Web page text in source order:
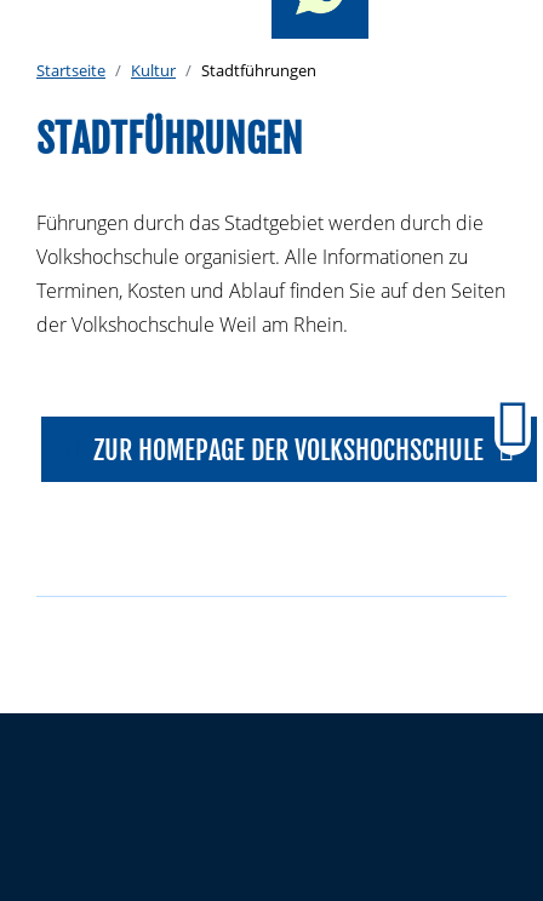
Startseite Kultur Stadtführungen
STADTFÜHRUNGEN
Führungen durch das Stadtgebiet werden durch die
Volkshochschule organisiert. Alle Informationen zu
Terminen, Kosten und Ablauf finden Sie auf den Seiten
der Volkshochschule Weil am Rhein.
ZUR HOMEPAGE DER VOLKSHOCHSCHULE